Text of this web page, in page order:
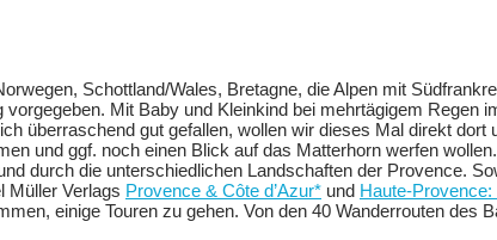
Schottland/Wales, Bretagne, die Alpen mit
Mit Baby und Kleinkind bei mehrtägigem Regen
überraschend gut gefallen, wollen wir dieses Mal direkt
und ggf. noch einen Blick auf das Matterhorn werfen
durch die unterschiedlichen Landschaften der Provence.
Müller Verlags Provence & Côte d’Azur* und Haute-
einige Touren zu gehen. Von den 40 Wanderrouten des